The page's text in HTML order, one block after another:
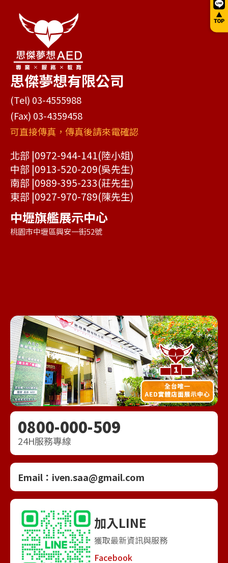
思傑夢想有限公司
(Tel) 03-4555988
(Fax) 03-4359458
可直接傳真，傳真後請來電確認
北部 |0972-944-141(陸小姐)
中部 |0913-520-209(吳先生)
南部 |0989-395-233(莊先生)
東部 |0927-970-789(陳先生)
中壢旗艦展示中心
桃園市中壢區興安一街52號
0800-000-509
24H服務專線
Email： iven.saa@gmail.com
加入LINE
獲取最新資訊與服務
Facebook